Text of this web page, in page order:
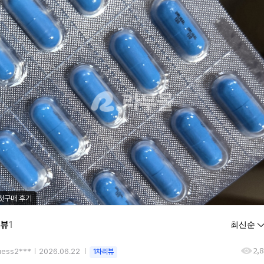
구매 후기
1
2026.06.22 1차리뷰